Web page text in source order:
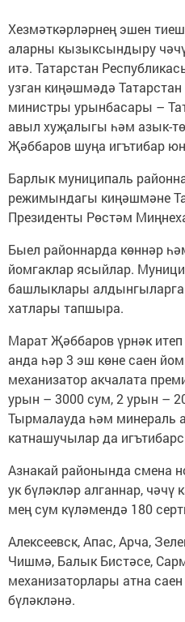
Хезмәткәрләрнең эшен
аларны кызыксындыру
итә. Татарстан
узган киңәшмәдә
министры урынбасары –
авыл хуҗалыгы һәм азык-
Җәббаров шуңа игътибар
Барлык муниципаль
режимындагы киңәшмәне
Президенты Рөстәм
Быел районнарда көннәр
йомгаклар ясыйлар.
башлыклары
хатлары тапшыра.
Марат Җәббаров үрнәк
анда һәр 3 эш көне саен
механизатор акчалата
урын – 3000 сум, 2 урын –
Тырмалауда һәм минераль
катнашучылар да
Азнакай районында смена
ук бүләкләр алганнар,
мең сум күләмендә 180
Алексеевск, Апас, Арча,
Чишмә, Балык Бистәсе,
механизаторлары атна
бүләкләнә.